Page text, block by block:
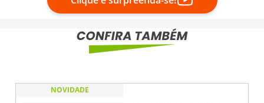
NOVIDADE